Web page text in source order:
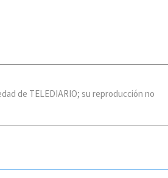
de TELEDIARIO; su reproducción no